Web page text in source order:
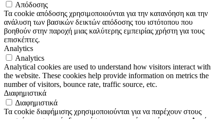
Απόδοσης
Τα cookie απόδοσης χρησιμοποιούνται για την κατανόηση και την
ανάλυση των βασικών δεικτών απόδοσης του ιστότοπου που
βοηθούν στην παροχή μιας καλύτερης εμπειρίας χρήστη για τους
επισκέπτες.
Analytics
Analytics
Analytical cookies are used to understand how visitors interact with
the website. These cookies help provide information on metrics the
number of visitors, bounce rate, traffic source, etc.
Διαφημιστικά
Διαφημιστικά
Τα cookie διαφήμισης χρησιμοποιούνται για να παρέχουν στους